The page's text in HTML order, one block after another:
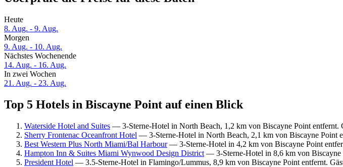
Heute
8. Aug. - 9. Aug.
Morgen
9. Aug. - 10. Aug.
Nächstes Wochenende
14. Aug. - 16. Aug.
In zwei Wochen
21. Aug. - 23. Aug.
Top 5 Hotels in Biscayne Point auf einen Blick
Waterside Hotel and Suites — 3-Sterne-Hotel in North Beach, 1,2 km von Biscayne Point entfernt.
Sherry Frontenac Oceanfront Hotel — 3-Sterne-Hotel in North Beach, 2,1 km von Biscayne Point
Best Western Plus North Miami/Bal Harbour— 3-Sterne-Hotel in 4,2 km von Biscayne Point
Hampton Inn & Suites Miami Wynwood Design District — 3-Sterne-Hotel in 8,6 km von
President Hotel — 3.5-Sterne-Hotel in Flamingo/Lummus, 8,9 km von Biscayne Point entfernt.